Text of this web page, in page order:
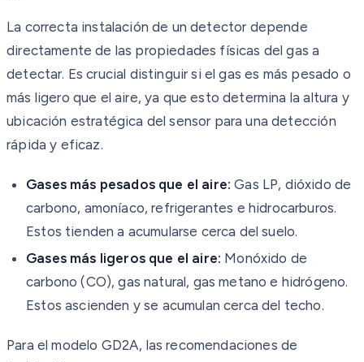
La correcta instalación de un detector depende
directamente de las propiedades físicas del gas a
detectar. Es crucial distinguir si el gas es más pesado o
más ligero que el aire, ya que esto determina la altura y
ubicación estratégica del sensor para una detección
rápida y eficaz.
Gases más pesados que el aire: Gas LP, dióxido de
carbono, amoníaco, refrigerantes e hidrocarburos.
Estos tienden a acumularse cerca del suelo.
Gases más ligeros que el aire: Monóxido de
carbono (CO), gas natural, gas metano e hidrógeno.
Estos ascienden y se acumulan cerca del techo.
Para el modelo GD2A, las recomendaciones de